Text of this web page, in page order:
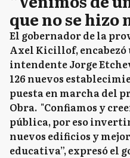
que no se hizo
El gobernador de la
Axel Kicillof, encabezó
intendente Jorge
126 nuevos
puesta en marcha del
Obra. "Confiamos y
pública, por eso
nuevos edificios y
educativa”, expresó el